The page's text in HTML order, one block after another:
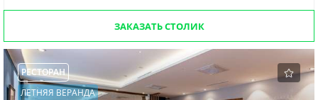
ЗАКАЗАТЬ СТОЛИК
РЕСТОРАН
ЛЕТНЯЯ ВЕРАНДА